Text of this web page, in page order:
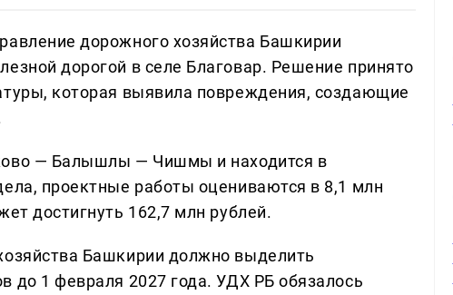
дорожного хозяйства Башкирии
дорогой в селе Благовар. Решение принято
которая выявила повреждения, создающие
— Балышлы — Чишмы и находится в
проектные работы оцениваются в 8,1 млн
достигнуть 162,7 млн рублей.
Башкирии должно выделить
до 1 февраля 2027 года. УДХ РБ обязалось